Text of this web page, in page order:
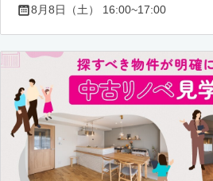
8月8日（土） 16:00~17:00